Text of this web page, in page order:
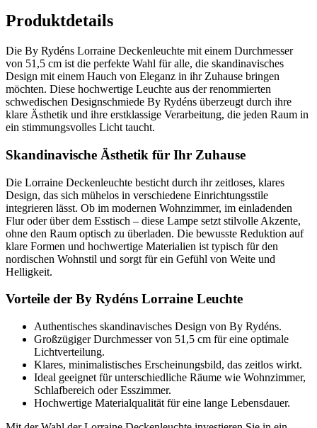
Produktdetails
Die By Rydéns Lorraine Deckenleuchte mit einem Durchmesser
von 51,5 cm ist die perfekte Wahl für alle, die skandinavisches
Design mit einem Hauch von Eleganz in ihr Zuhause bringen
möchten. Diese hochwertige Leuchte aus der renommierten
schwedischen Designschmiede By Rydéns überzeugt durch ihre
klare Ästhetik und ihre erstklassige Verarbeitung, die jeden Raum in
ein stimmungsvolles Licht taucht.
Skandinavische Ästhetik für Ihr Zuhause
Die Lorraine Deckenleuchte besticht durch ihr zeitloses, klares
Design, das sich mühelos in verschiedene Einrichtungsstile
integrieren lässt. Ob im modernen Wohnzimmer, im einladenden
Flur oder über dem Esstisch – diese Lampe setzt stilvolle Akzente,
ohne den Raum optisch zu überladen. Die bewusste Reduktion auf
klare Formen und hochwertige Materialien ist typisch für den
nordischen Wohnstil und sorgt für ein Gefühl von Weite und
Helligkeit.
Vorteile der By Rydéns Lorraine Leuchte
Authentisches skandinavisches Design von By Rydéns.
Großzügiger Durchmesser von 51,5 cm für eine optimale
Lichtverteilung.
Klares, minimalistisches Erscheinungsbild, das zeitlos wirkt.
Ideal geeignet für unterschiedliche Räume wie Wohnzimmer,
Schlafbereich oder Esszimmer.
Hochwertige Materialqualität für eine lange Lebensdauer.